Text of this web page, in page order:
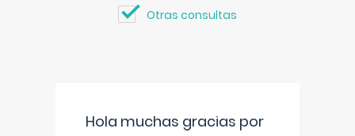
Otras consultas
Hola muchas gracias por